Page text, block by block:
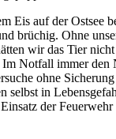
Eis auf der Ostsee
brüchig. Ohne
wir das Tier
Notfall immer den
ohne
selbst in
der